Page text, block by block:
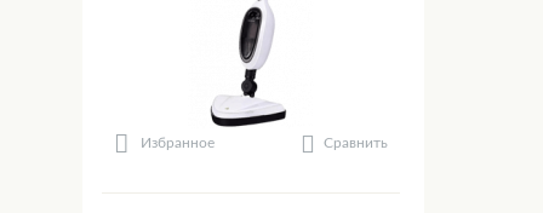
Избранное Сравнить